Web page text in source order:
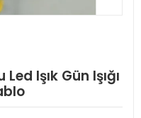
Işık Gün Işığı